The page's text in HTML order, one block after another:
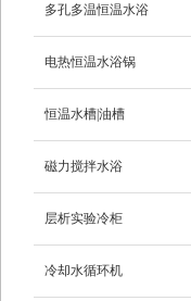
多孔多温恒温水浴
电热恒温水浴锅
恒温水槽|油槽
磁力搅拌水浴
层析实验冷柜
冷却水循环机